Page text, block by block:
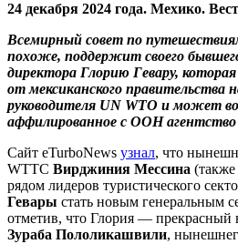
24 декабря 2024 года. Мехико.
Всемирный совет по
похоже, поддержит своего
директора Глорию Гевару,
от мексиканского правительства
руководителя UN WTO и может
аффилированное с ООН агентство
Сайт eTurboNews узнал, что
WTTC Вирджиния Мессина
рядом лидеров туристического
Гевары стать новым генеральным
отметив, что Глория — прекрасный
Зураба Пололикашвили,